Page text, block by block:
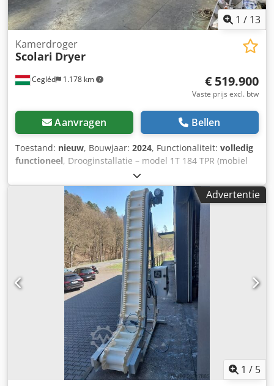
1 / 13
Cegléd 1.178 km
Kamerdroger
Scolari Dryer
€ 519.900
Vaste prijs excl. btw
Aanvragen Bellen
Toestand: nieuw, Bouwjaar: 2024, Functionaliteit: volledig
functioneel, Drooginstallatie – model 1T 184 TPR (mobiel
met transportband) Wij bieden een hoogwaardige
drooginstallatie aan, ideaal voor het drogen van
houtzaagsel, oogst, recyclebaar afval en grondstoffen voor
de voedingsmiddelenindustrie. De droger is geheel nieuw,
in originele verpakking. Djdpeua D U Ijfx Aileck
Advertentie
1 / 5